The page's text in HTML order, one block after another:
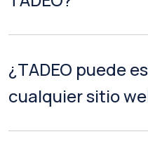
¿TADEO puede
cualquier sitio